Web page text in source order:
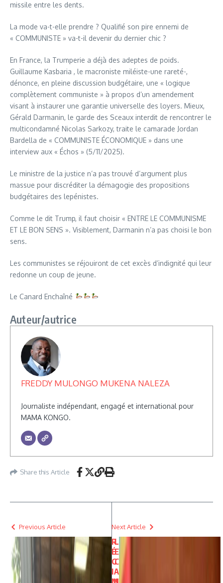
missile entre les dents.
La mode va-t-elle prendre ? Qualifié son pire ennemi de
« COMMUNISTE » va-t-il devenir du dernier chic ?
En France, la Trumperie a déjà des adeptes de poids.
Guillaume Kasbaria , le macroniste miléiste-une rareté-,
dénonce, en pleine discussion budgétaire, une « logique
complètement communiste » à propos d’un amendement
visant à instaurer une garantie universelle des loyers. Mieux,
Gérald Darmanin, le garde des Sceaux interdit de rencontrer le
multicondamné Nicolas Sarkozy, traite le camarade Jordan
Bardella de « COMMUNISTE ÉCONOMIQUE » dans une
interview aux « Échos » (5/11/2025).
Le ministre de la justice n’a pas trouvé d’argument plus
massue pour discréditer la démagogie des propositions
budgétaires des lepénistes.
Comme le dit Trump, il faut choisir « ENTRE LE COMMUNISME
ET LE BON SENS ». Visiblement, Darmanin n’a pas choisi le bon
sens.
Les communistes se réjouiront de cet excès d’indignité qui leur
redonne un coup de jeune.
Le Canard Enchaîné
Auteur/autrice
FREDDY MULONGO MUKENA NALEZA
Journaliste indépendant, engagé et international pour
MAMA KONGO.
Share this Article
Previous Article
R
É
G
I
Next Article
L
E
C
A